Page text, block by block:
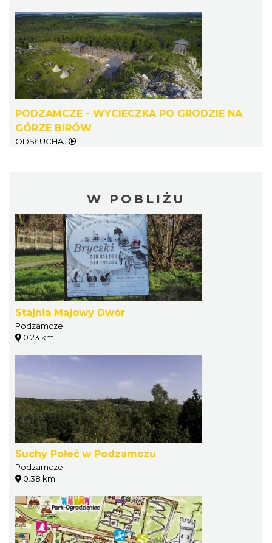
PODZAMCZE - WYCIECZKA PO GRODZIE NA
GÓRZE BIRÓW
ODSŁUCHAJ
W POBLIŻU
Stajnia Majowy Dwór
Podzamcze
0.23 km
Suchy Połeć w Podzamczu
Podzamcze
0.38 km